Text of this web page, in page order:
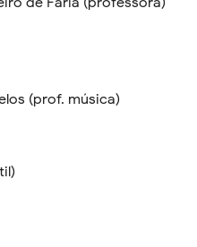
(prof. música)